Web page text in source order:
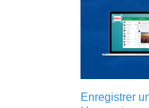
Enregistrer